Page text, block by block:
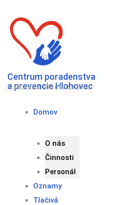
obsah
Centrum poradenstva
a prevencie Hlohovec
Fraštacká 4, 920 01 Hlohovec
Domov
O nás
Činnosti
Personál
Oznamy
Tlačivá